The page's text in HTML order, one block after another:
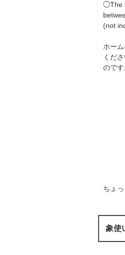
◯The
(not
ホー
くだ
のです
ちょ
象使